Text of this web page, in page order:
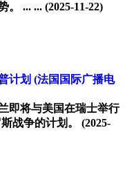
。 ... ... (2025-11-22)
计划 (法国国际广播电
即将与美国在瑞士举行
战争的计划。 (2025-